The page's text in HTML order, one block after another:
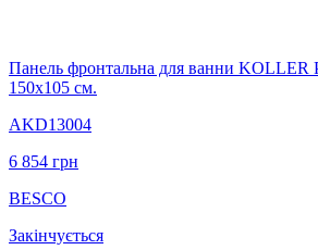
Панель фронтальна для ванни KOLLER
150х105 см.
AKD13004
6 854 грн
BESCO
Закінчується